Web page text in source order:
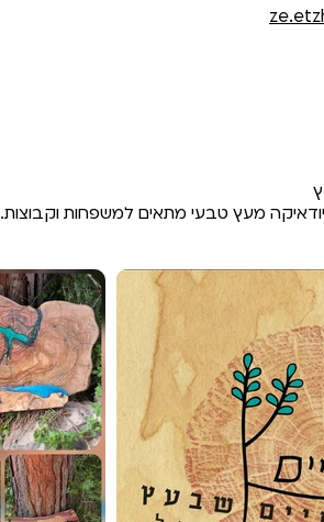
ויודאיקה מעץ טבעי מתאים למשפחות וקבוצות.